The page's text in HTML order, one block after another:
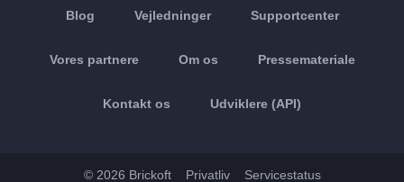
Blog Vejledninger Supportcenter
Vores partnere Om os Pressemateriale
Kontakt os Udviklere (API)
© 2026 Brickoft Privatliv Servicestatus